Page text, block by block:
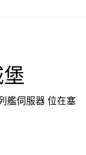
艦伺服器 位在塞